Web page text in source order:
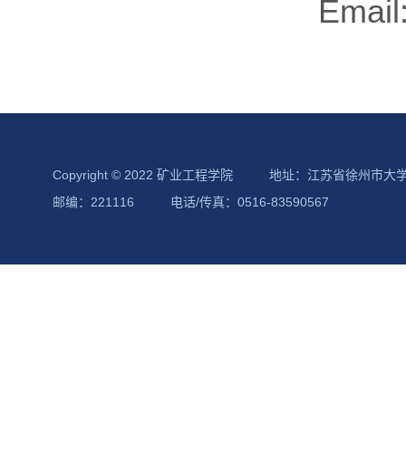
Copyright © 2022 矿业工程学院
地址：江苏省徐州市大
邮编：221116
电话/传真：0516-83590567